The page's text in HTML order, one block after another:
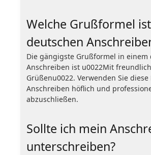
Welche Grußformel
deutschen
Die gängigste Grußformel in einem
Anschreiben ist u0022Mit
Grüßenu0022. Verwenden Sie
Anschreiben höflich und
abzuschließen.
Sollte ich mein
unterschreiben?